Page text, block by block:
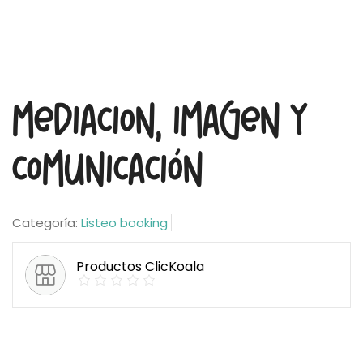
Mediacion, imagen y
comunicación
Categoría: Listeo booking
Productos ClicKoala